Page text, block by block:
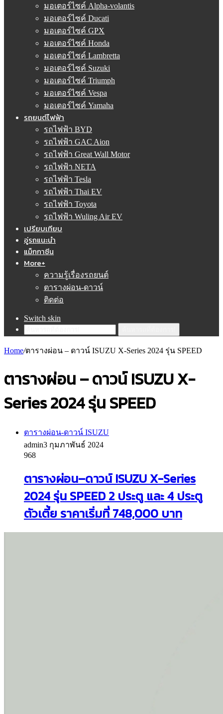
มอเตอร์ไซค์ Alpha-volantis
มอเตอร์ไซค์ Ducati
มอเตอร์ไซค์ GPX
มอเตอร์ไซค์ Honda
มอเตอร์ไซค์ Lambretta
มอเตอร์ไซค์ Suzuki
มอเตอร์ไซค์ Triumph
มอเตอร์ไซค์ Vespa
มอเตอร์ไซค์ Yamaha
รถยนต์ไฟฟ้า
รถไฟฟ้า BYD
รถไฟฟ้า GAC Aion
รถไฟฟ้า Great Wall Motor
รถไฟฟ้า NETA
รถไฟฟ้า Tesla
รถไฟฟ้า Thai EV
รถไฟฟ้า Toyota
รถไฟฟ้า Wuling Air EV
เปรียบเทียบ
อู่รถแนะนำ
แม็กกาซีน
More+
ความรู้เรื่องรถยนต์
ตารางผ่อน-ดาวน์
ติดต่อ
Switch skin
Home/ตารางผ่อน – ดาวน์ ISUZU X-Series 2024 รุ่น SPEED
ตารางผ่อน – ดาวน์ ISUZU X-
Series 2024 รุ่น SPEED
ตารางผ่อน-ดาวน์ ISUZU
admin3 กุมภาพันธ์ 2024
968
ตารางผ่อน–ดาวน์ ISUZU X-Series
2024 รุ่น SPEED 2 ประตู และ 4 ประตู
ตัวเตี้ย ราคาเริ่มที่ 748,000 บาท